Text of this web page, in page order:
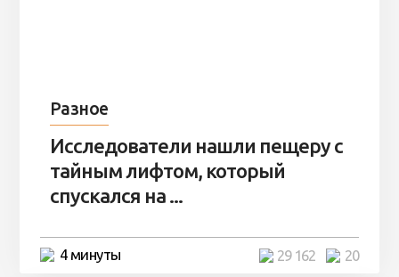
Разное
Исследователи нашли пещеру с
тайным лифтом, который
спускался на ...
4 минуты 20
29 162